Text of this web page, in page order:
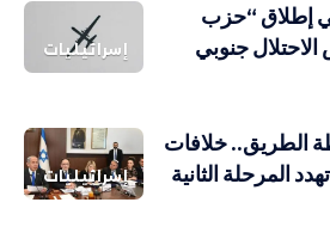
إسرائيليات
إطلاق “حزب
جنوبي
إسرائيليات
الطريق.. خلافات
المرحلة الثانية